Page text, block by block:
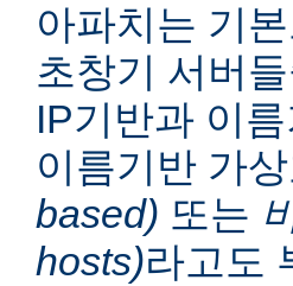
아파치는 기
초창기 서버
IP기반과 이
이름기반 가
based) 또는
hosts)라고도